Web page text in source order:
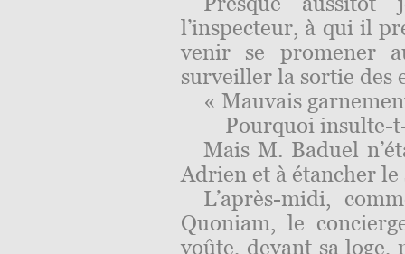
l’inspecteur, à qui il
venir se promener
surveiller la sortie des
« Mauvais
— Pourquoi insulte-
Mais M. Baduel
Adrien et à étancher
L’après-midi,
Quoniam, le
voûte, devant sa loge,